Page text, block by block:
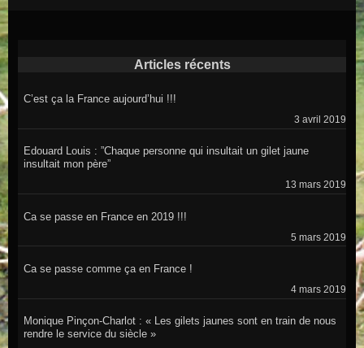
Articles récents
C’est ça la France aujourd’hui !!!
3 avril 2019
Edouard Louis : ”Chaque personne qui insultait un gilet jaune
insultait mon père”
13 mars 2019
Ca se passe en France en 2019 !!!
5 mars 2019
Ca se passe comme ça en France !
4 mars 2019
Monique Pinçon-Charlot : « Les gilets jaunes sont en train de nous
rendre le service du siècle »